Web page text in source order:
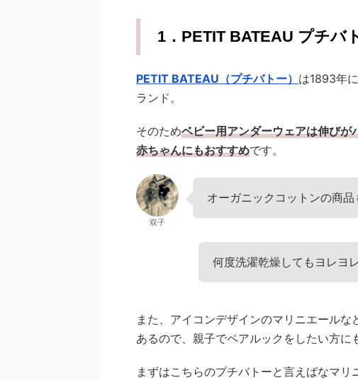
1．PETIT BATEAU プチバ
PETIT BATEAU（プチバトー） は1893年
ランド。
そのためベビー用アンダーウェアは伸びが
赤ちゃんにもおすすめです。
双子
オーガニックコットンの商品
何度洗濯乾燥してもヨレヨ
また、アイコンデザインのマリニエール
あるので、親子でペアルックをしたい方に
まずはこちらのプチバトーと言えばなマリ